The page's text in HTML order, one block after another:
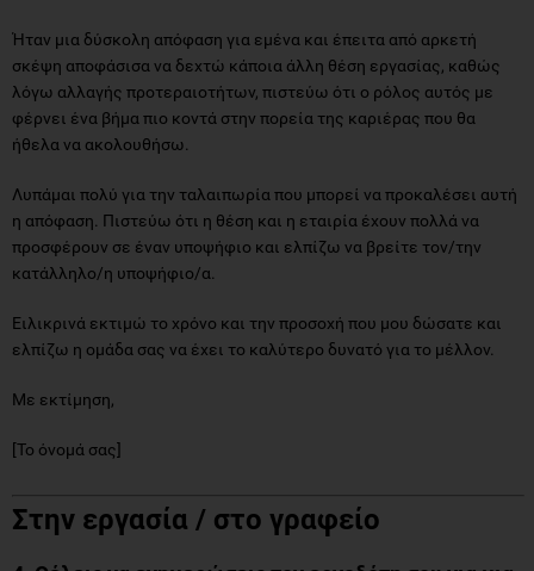
Ήταν μια δύσκολη απόφαση για εμένα και έπειτα από αρκετή
σκέψη αποφάσισα να δεχτώ κάποια άλλη θέση εργασίας, καθώς
λόγω αλλαγής προτεραιοτήτων, πιστεύω ότι ο ρόλος αυτός με
φέρνει ένα βήμα πιο κοντά στην πορεία της καριέρας που θα
ήθελα να ακολουθήσω.
Λυπάμαι πολύ για την ταλαιπωρία που μπορεί να προκαλέσει αυτή
η απόφαση. Πιστεύω ότι η θέση και η εταιρία έχουν πολλά να
προσφέρουν σε έναν υποψήφιο και ελπίζω να βρείτε τον/την
κατάλληλο/η υποψήφιο/α.
Ειλικρινά εκτιμώ το χρόνο και την προσοχή που μου δώσατε και
ελπίζω η ομάδα σας να έχει το καλύτερο δυνατό για το μέλλον.
Με εκτίμηση,
[Το όνομά σας]
Στην εργασία / στο γραφείο